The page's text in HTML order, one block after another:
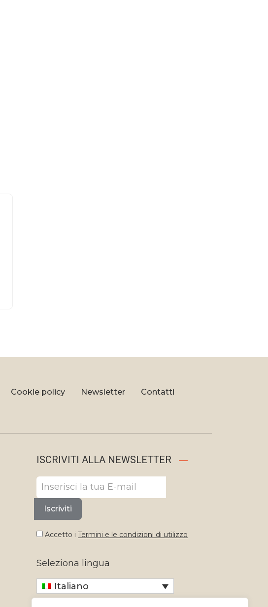
Cookie policy Newsletter Contatti
ISCRIVITI ALLA NEWSLETTER
Iscriviti
Accetto i Termini e le condizioni di utilizzo
Seleziona lingua
Italiano